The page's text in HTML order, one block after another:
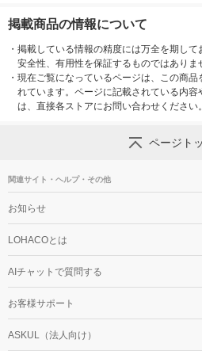
掲載商品の情報について
・ 掲載している情報の精度には万全を期して
安全性、有用性を保証するものではありま
・ 現在ご覧になっているページは、この商
れています。ページに記載されている内
は、直接各ストアにお問い合わせください。
ページト
関連サイト・ヘルプ・その他
お知らせ
LOHACOとは
AIチャットで質問する
お客様サポート
ASKUL（法人向け）